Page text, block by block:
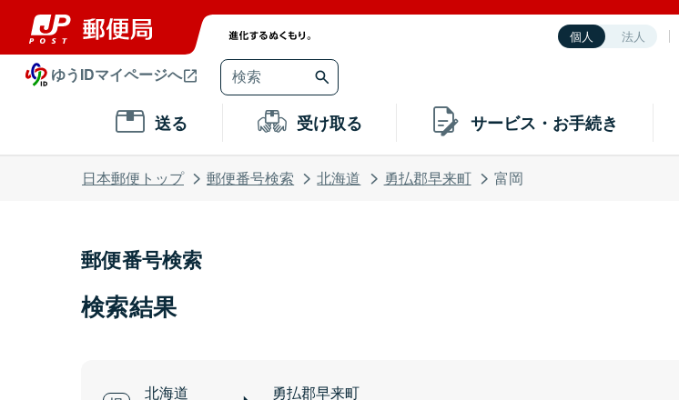
個人 法人
ゆうIDマイページへ
送る 受け取る サービス・お手続き
日本郵便トップ 郵便番号検索 北海道 勇払郡早来町 富岡
郵便番号検索
検索結果
北海道 勇払郡早来町